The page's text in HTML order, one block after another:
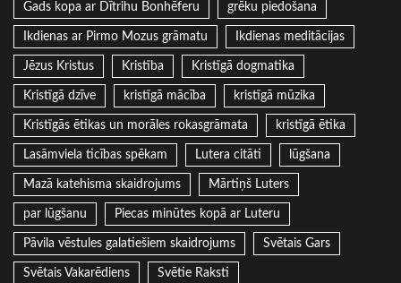
Gads kopa ar Dītrihu Bonhēferu grēku piedošana
Ikdienas ar Pirmo Mozus grāmatu Ikdienas meditācijas
Jēzus Kristus Kristība Kristīgā dogmatika
Kristīgā dzīve kristīgā mācība kristīgā mūzika
Kristīgās ētikas un morāles rokasgrāmata kristīgā ētika
Lasāmviela ticības spēkam Lutera citāti lūgšana
Mazā katehisma skaidrojums Mārtiņš Luters
par lūgšanu Piecas minūtes kopā ar Luteru
Pāvila vēstules galatiešiem skaidrojums Svētais Gars
Svētais Vakarēdiens Svētie Raksti